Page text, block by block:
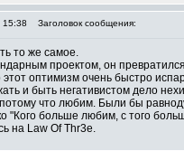
15:38 Заголовок сообщения:
то же самое.
проектом, он
оптимизм очень быстро
и быть негативистом дело
что любим. Были бы
"Кого больше любим, с того
на Law Of Thr3e.